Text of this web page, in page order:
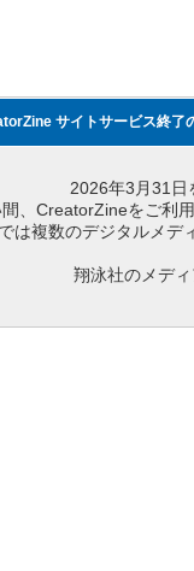
サイトサービス終了
2026年3月31日
、CreatorZineをご利
は複数のデジタルメデ
翔泳社のメディ